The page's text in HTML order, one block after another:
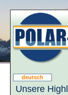
deutsch
Unsere